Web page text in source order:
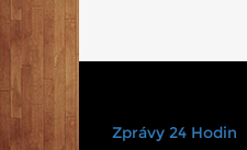
Zprávy 24 Hodin